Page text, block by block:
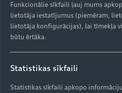
Uzticams arī garos
Šim konceptauto plānotā
pilnu uzlādi, WLTP ciklā
kilometrus. Akumulators
dizaina izteikta
Funkcionālie sīkfaili ļauj mums
lietotāja iestatījumus (piemēram,
lietotāja konfigurācijas), lai tīmekļa
būtu ērtāka.
Statistikas sīkfaili
Statistikas sīkfaili apkopo